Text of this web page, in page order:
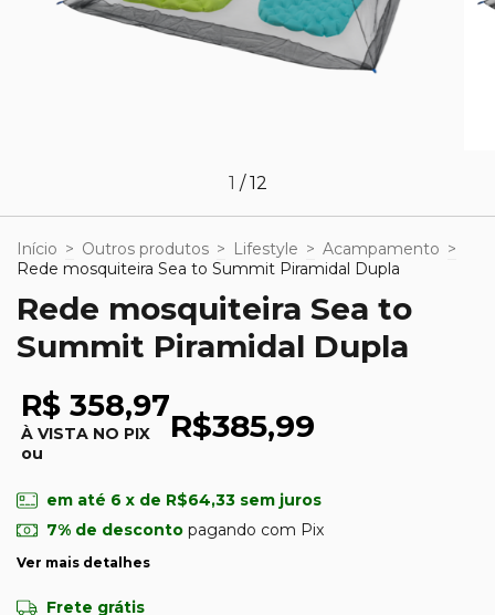
1 /12
Início > Outros produtos > Lifestyle > Acampamento >
Rede mosquiteira Sea to Summit Piramidal Dupla
Rede mosquiteira Sea to
Summit Piramidal Dupla
R$ 358,97
À VISTA NO PIX
ou
R$385,99
em até 6 x de R$64,33 sem juros
7% de descontopagando com Pix
Ver mais detalhes
Frete grátis